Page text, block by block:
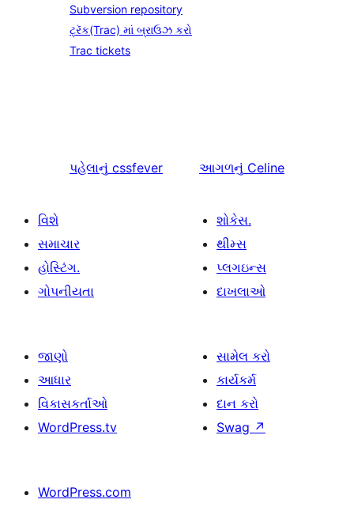
Subversion repository
ટ્રૅક(Trac) માં બ્રાઉઝ કરો
Trac tickets
પહેલાનું cssfever આગળનું Celine
વિશે
સમાચાર
હોસ્ટિંગ.
ગોપનીયતા
શોકેસ.
થીમ્સ
પ્લગઇન્સ
દાખલાઓ
જાણો
આધાર
વિકાસકર્તાઓ
WordPress.tv
સામેલ કરો
કાર્યકર્મ
દાન કરો
Swag ↗
WordPress.com